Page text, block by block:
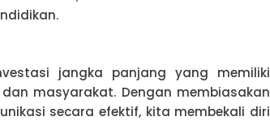
jangka panjang yang memiliki
masyarakat. Dengan membiasakan
secara efektif, kita membekali diri